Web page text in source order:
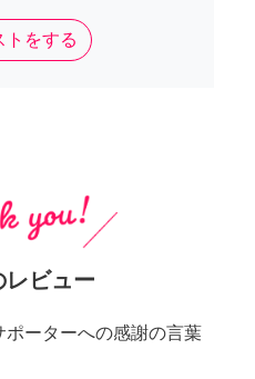
トをする
レビュー
ーターへの感謝の言葉